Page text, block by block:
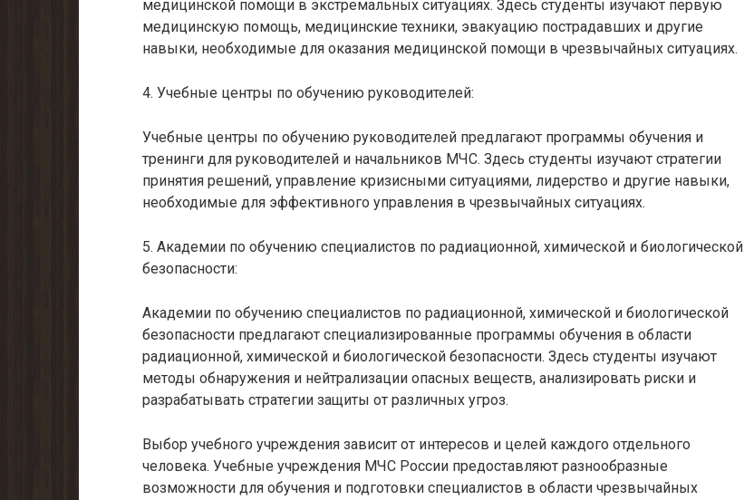
медицинской помощи в экстремальных ситуациях. Здесь студенты изучают первую
медицинскую помощь, медицинские техники, эвакуацию пострадавших и другие
навыки, необходимые для оказания медицинской помощи в чрезвычайных ситуациях.
4. Учебные центры по обучению руководителей:
Учебные центры по обучению руководителей предлагают программы обучения и
тренинги для руководителей и начальников МЧС. Здесь студенты изучают стратегии
принятия решений, управление кризисными ситуациями, лидерство и другие навыки,
необходимые для эффективного управления в чрезвычайных ситуациях.
5. Академии по обучению специалистов по радиационной, химической и биологической
безопасности:
Академии по обучению специалистов по радиационной, химической и биологической
безопасности предлагают специализированные программы обучения в области
радиационной, химической и биологической безопасности. Здесь студенты изучают
методы обнаружения и нейтрализации опасных веществ, анализировать риски и
разрабатывать стратегии защиты от различных угроз.
Выбор учебного учреждения зависит от интересов и целей каждого отдельного
человека. Учебные учреждения МЧС России предоставляют разнообразные
возможности для обучения и подготовки специалистов в области чрезвычайных